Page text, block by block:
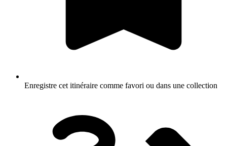
Enregistre cet itinéraire comme favori ou dans une collection